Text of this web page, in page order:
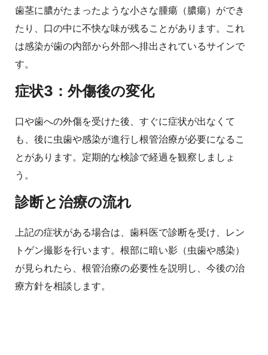
歯茎に膿がたまったような小さな腫瘍（膿瘍）ができ
たり、口の中に不快な味が残ることがあります。これ
は感染が歯の内部から外部へ排出されているサインで
す。
症状3：外傷後の変化
口や歯への外傷を受けた後、すぐに症状が出なくて
も、後に虫歯や感染が進行し根管治療が必要になるこ
とがあります。定期的な検診で経過を観察しましょ
う。
診断と治療の流れ
上記の症状がある場合は、歯科医で診断を受け、レン
トゲン撮影を行います。根部に暗い影（虫歯や感染）
が見られたら、根管治療の必要性を説明し、今後の治
療方針を相談します。